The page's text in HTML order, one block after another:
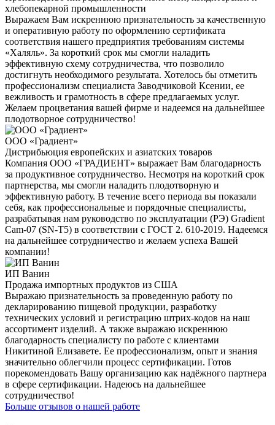
хлебопекарной промышленности
Выражаем Вам искреннюю признательность за качественную
и оперативную работу по оформлению сертификата
соответствия нашего предприятия требованиям системы
«Халяль». За короткий срок мы смогли наладить
эффективную схему сотрудничества, что позволило
достигнуть необходимого результата. Хотелось бы отметить
профессионализм специалиста Заводчиковой Ксении, ее
вежливость и грамотность в сфере предлагаемых услуг.
Желаем процветания вашей фирме и надеемся на дальнейшее
плодотворное сотрудничество!
ООО «Градиент»
Дистрибьюция европейских и азиатских товаров
Компания ООО «ГРАДИЕНТ» выражает Вам благодарность
за продуктивное сотрудничество. Несмотря на короткий срок
партнерства, мы смогли наладить плодотворную и
эффективную работу. В течение всего периода вы показали
себя, как профессиональные и порядочные специалисты,
разрабатывая нам руководство по эксплуатации (РЭ) Gradient
Cam-07 (SN-T5) в соответствии с ГОСТ 2. 610-2019. Надеемся
на дальнейшее сотрудничество и желаем успеха Вашей
компании!
ИП Ванин
Продажа импортных продуктов из США
Выражаю признательность за проведенную работу по
декларированию пищевой продукции, разработку
технических условий и регистрацию штрих-кодов на наш
ассортимент изделий. А также выражаю искреннюю
благодарность специалисту по работе с клиентами
Никитиной Елизавете. Ее профессионализм, опыт и знания
значительно облегчили процесс сертификации. Готов
порекомендовать Вашу организацию как надёжного партнера
в сфере сертификации. Надеюсь на дальнейшее
сотрудничество!
Больше отзывов о нашей работе